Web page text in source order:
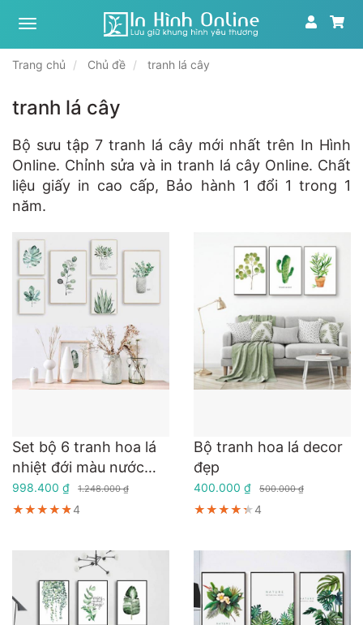
Xưởng
ảnh
cầu
In
Hình
Online
Trang chủ Chủ đề tranh lá cây
tranh lá cây
Bộ sưu tập 7 tranh lá cây mới nhất trên In Hình
Online. Chỉnh sửa và in tranh lá cây Online. Chất
liệu giấy in cao cấp, Bảo hành 1 đổi 1 trong 1
năm.
Set bộ 6 tranh hoa lá
nhiệt đới màu nước
vintage
998.400 ₫ 1.248.000 ₫
★★★★★
★★★★★
★★★★★4
Bộ tranh hoa lá decor
đẹp
400.000 ₫ 500.000 ₫
★★★★★
★★★★★
★★★★★4